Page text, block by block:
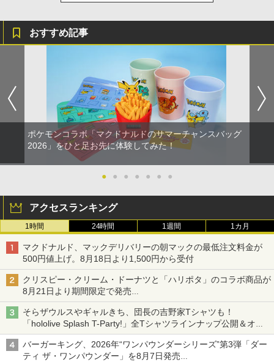
おすすめ記事
ポケモンコラボ「マクドナルドのサマーチャンスバッグ
2026」をひと足お先に体験してみた！
● ● ● ● ● ● ●
アクセスランキング
1時間 24時間 1週間 1カ月
マクドナルド、マックデリバリーの朝マックの最低注文料金が
500円値上げ。8月18日より1,500円から受付
クリスピー・クリーム・ドーナツと「ハリポタ」のコラボ商品が
8月21日より期間限定で発売
組分け帽子ドーナツなど見た目も楽しい商品が登場
そらザウルスやギャルきち、団長の吉野家Tシャツも！
「hololive Splash T-Party!」全Tシャツラインナップ公開＆オン
ライン販売開始
バーガーキング、2026年“ワンパウンダーシリーズ”第3弾「ダー
ティ ザ・ワンパウンダー」を8月7日発売